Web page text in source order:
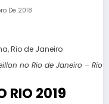
De 2018
no Rio de Janeiro –
RIO 2019